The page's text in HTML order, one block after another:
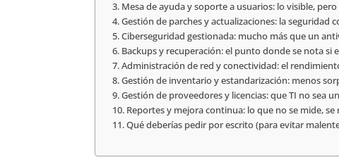
Mesa de ayuda y soporte a usuarios: lo visible,
Gestión de parches y actualizaciones: la seguridad
Ciberseguridad gestionada: mucho más que un
Backups y recuperación: el punto donde se nota si
Administración de red y conectividad: el
Gestión de inventario y estandarización: menos
Gestión de proveedores y licencias: que TI no sea
Reportes y mejora continua: lo que no se mide, se
Qué deberías pedir por escrito (para evitar